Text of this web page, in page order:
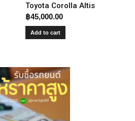
Toyota Corolla Altis
฿45,000.00
Add to cart